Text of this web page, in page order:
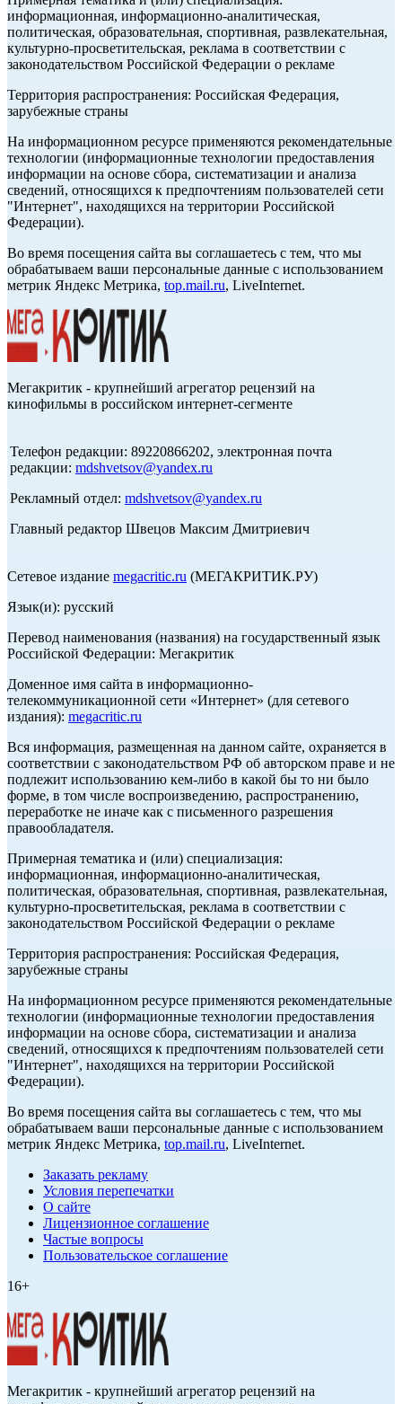
информационная, информационно-аналитическая,
политическая, образовательная, спортивная, развлекательная,
культурно-просветительская, реклама в соответствии с
законодательством Российской Федерации о рекламе
Территория распространения: Российская Федерация,
зарубежные страны
На информационном ресурсе применяются рекомендательные
технологии (информационные технологии предоставления
информации на основе сбора, систематизации и анализа
сведений, относящихся к предпочтениям пользователей сети
"Интернет", находящихся на территории Российской
Федерации).
Во время посещения сайта вы соглашаетесь с тем, что мы
обрабатываем ваши персональные данные с использованием
метрик Яндекс Метрика, top.mail.ru, LiveInternet.
Мегакритик - крупнейший агрегатор рецензий на
кинофильмы в российском интернет-сегменте
Телефон редакции: 89220866202, электронная почта
редакции: mdshvetsov@yandex.ru
Рекламный отдел: mdshvetsov@yandex.ru
Главный редактор Швецов Максим Дмитриевич
Сетевое издание megacritic.ru (МЕГАКРИТИК.РУ)
Язык(и): русский
Перевод наименования (названия) на государственный язык
Российской Федерации: Мегакритик
Доменное имя сайта в информационно-
телекоммуникационной сети «Интернет» (для сетевого
издания): megacritic.ru
Вся информация, размещенная на данном сайте, охраняется в
соответствии с законодательством РФ об авторском праве и не
подлежит использованию кем-либо в какой бы то ни было
форме, в том числе воспроизведению, распространению,
переработке не иначе как с письменного разрешения
правообладателя.
Примерная тематика и (или) специализация:
информационная, информационно-аналитическая,
политическая, образовательная, спортивная, развлекательная,
культурно-просветительская, реклама в соответствии с
законодательством Российской Федерации о рекламе
Территория распространения: Российская Федерация,
зарубежные страны
На информационном ресурсе применяются рекомендательные
технологии (информационные технологии предоставления
информации на основе сбора, систематизации и анализа
сведений, относящихся к предпочтениям пользователей сети
"Интернет", находящихся на территории Российской
Федерации).
Во время посещения сайта вы соглашаетесь с тем, что мы
обрабатываем ваши персональные данные с использованием
метрик Яндекс Метрика, top.mail.ru, LiveInternet.
Заказать рекламу
Условия перепечатки
О сайте
Лицензионное соглашение
Частые вопросы
Пользовательское соглашение
16+
Мегакритик - крупнейший агрегатор рецензий на